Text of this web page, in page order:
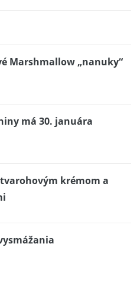
Marshmallow „nanuky“
má 30. januára
krémom a